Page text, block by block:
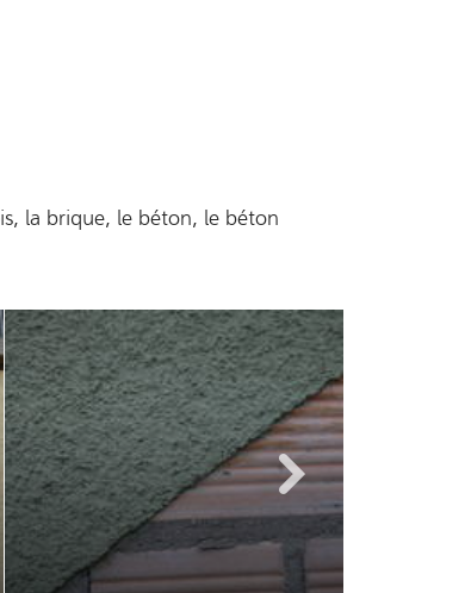
la brique, le béton, le béton
Suivants